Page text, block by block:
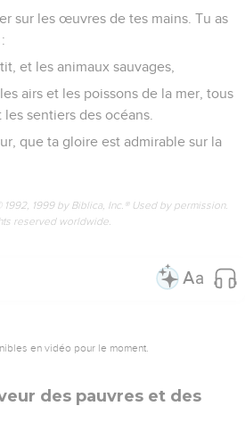
sur les œuvres de tes mains. Tu as
et les animaux sauvages,
airs et les poissons de la mer, tous
sentiers des océans.
que ta gloire est admirable sur la
1999 by Biblica, Inc.® Used by permission.
reserved worldwide.
en vidéo pour le moment.
des pauvres et des